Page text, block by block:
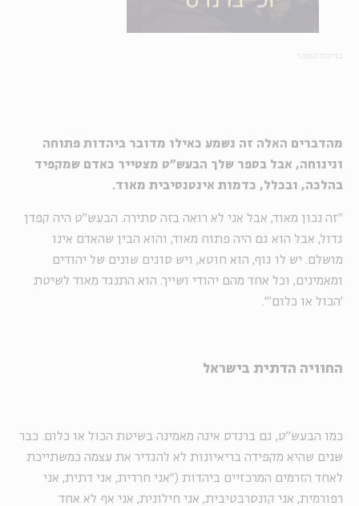
מהדברים האלה זה נשמע כאילו מדובר ביהדות פתוחה
ונינוחה, אבל בספר שלך הבעש"ט מצטייר כאדם שמקפיד
בהלכה, ובכלל, כדמות אינטנסיבית מאוד.
"זה נכון מאוד, אבל אני לא רואה בזה סתירה. הבעש"ט היה קפדן
גדול, אבל הוא גם היה פתוח מאוד, והוא הבין שהאדם אינו
מושלם. יש לו גוף, הוא חוטא, ויש סוגים שונים של יהודים
ומאמינים, וכל אחד מהם יהודי ושייך. הוא התנגד מאוד לשיטת
'הכול או כלום'".
החוויה הדתית בישראל
כמו הבעש"ט, גם ברנדס אינה מאמינה בשיטת הכול או כלום. כבר
שנים שהיא מקפידה בריאיונות לא להגדיר את עצמה כמשתייכת
לאחד הזרמים המרכזיים ביהדות ("אני חרדית, אני דתית, אני
רפורמית, אני קונסרבטיבית, אני חילונית, אני אף לא אחד